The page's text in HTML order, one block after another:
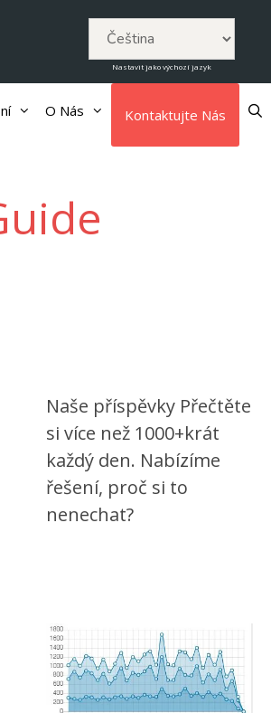
Nastavit jako výchozí jazyk
O Nás Kontaktujte Nás
Naše příspěvky Přečtěte
si více než 1000+krát
každý den. Nabízíme
řešení, proč si to
nenechat?